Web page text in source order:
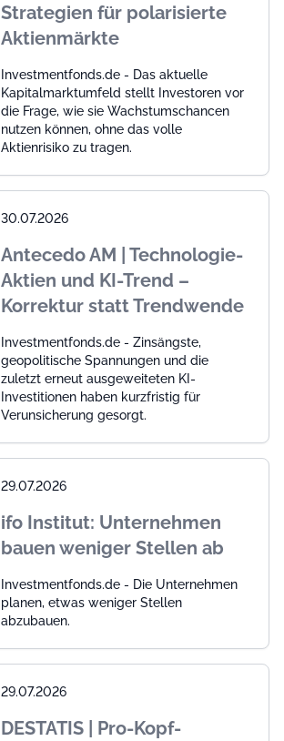
Strategien für polarisierte
Aktienmärkte
Investmentfonds.de - Das aktuelle
Kapitalmarktumfeld stellt Investoren vor
die Frage, wie sie Wachstumschancen
nutzen können, ohne das volle
Aktienrisiko zu tragen.
30.07.2026
Antecedo AM | Technologie-
Aktien und KI-Trend –
Korrektur statt Trendwende
Investmentfonds.de - Zinsängste,
geopolitische Spannungen und die
zuletzt erneut ausgeweiteten KI-
Investitionen haben kurzfristig für
Verunsicherung gesorgt.
29.07.2026
ifo Institut: Unternehmen
bauen weniger Stellen ab
Investmentfonds.de - Die Unternehmen
planen, etwas weniger Stellen
abzubauen.
29.07.2026
DESTATIS | Pro-Kopf-